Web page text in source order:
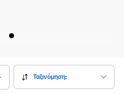
Ταξινόμηση: